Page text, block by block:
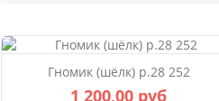
Гномик (шёлк) р.28 252
1 200,00 руб